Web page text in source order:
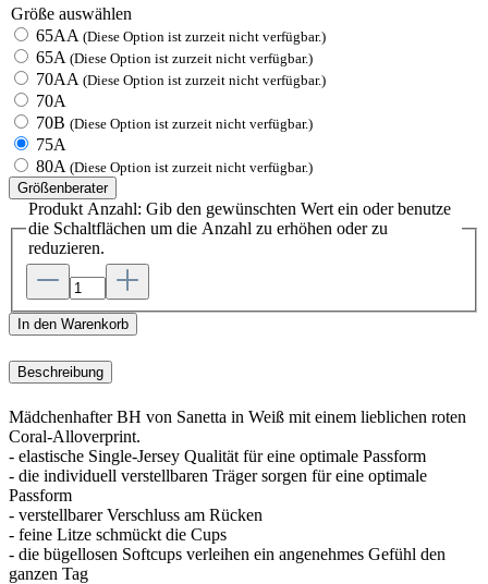
Größe auswählen
65AA (Diese Option ist zurzeit nicht verfügbar.)
65A (Diese Option ist zurzeit nicht verfügbar.)
70AA (Diese Option ist zurzeit nicht verfügbar.)
70A
70B (Diese Option ist zurzeit nicht verfügbar.)
75A
80A (Diese Option ist zurzeit nicht verfügbar.)
Größenberater
Produkt Anzahl: Gib den gewünschten Wert ein oder benutze
die Schaltflächen um die Anzahl zu erhöhen oder zu
reduzieren.
In den Warenkorb
Beschreibung
Mädchenhafter BH von Sanetta in Weiß mit einem lieblichen roten
Coral-Alloverprint.
- elastische Single-Jersey Qualität für eine optimale Passform
- die individuell verstellbaren Träger sorgen für eine optimale
Passform
- verstellbarer Verschluss am Rücken
- feine Litze schmückt die Cups
- die bügellosen Softcups verleihen ein angenehmes Gefühl den
ganzen Tag